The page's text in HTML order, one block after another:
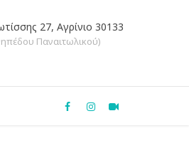
27, Αγρίνιο 30133
Παναιτωλικού)